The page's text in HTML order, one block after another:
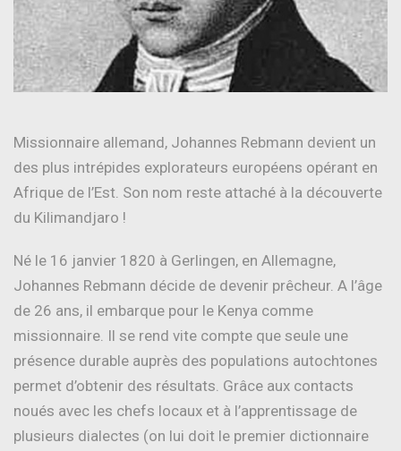
Missionnaire allemand, Johannes Rebmann devient un
des plus intrépides explorateurs européens opérant en
Afrique de l’Est. Son nom reste attaché à la découverte
du Kilimandjaro !
Né le 16 janvier 1820 à Gerlingen, en Allemagne,
Johannes Rebmann décide de devenir prêcheur. A l’âge
de 26 ans, il embarque pour le Kenya comme
missionnaire. Il se rend vite compte que seule une
présence durable auprès des populations autochtones
permet d’obtenir des résultats. Grâce aux contacts
noués avec les chefs locaux et à l’apprentissage de
plusieurs dialectes (on lui doit le premier dictionnaire